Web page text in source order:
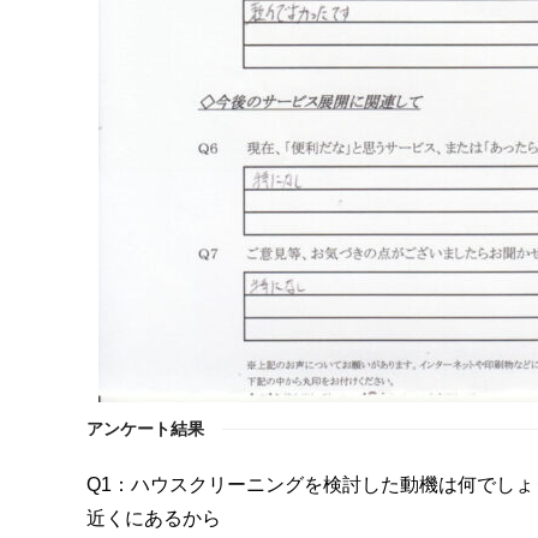
アンケート結果
Q1：ハウスクリーニングを検討した動機は何でし
近くにあるから